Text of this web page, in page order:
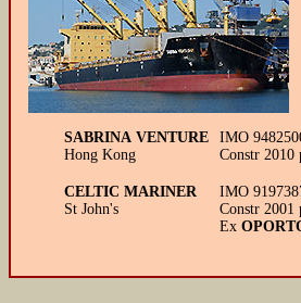
SABRINA VENTURE
Hong Kong
IMO
Constr 2010
CELTIC MARINER
St John's
IMO
Constr 2001
Ex